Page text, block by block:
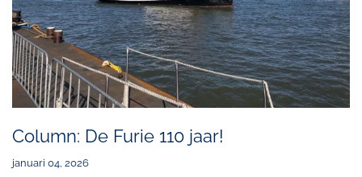
Column: De Furie 110 jaar!
januari 04, 2026